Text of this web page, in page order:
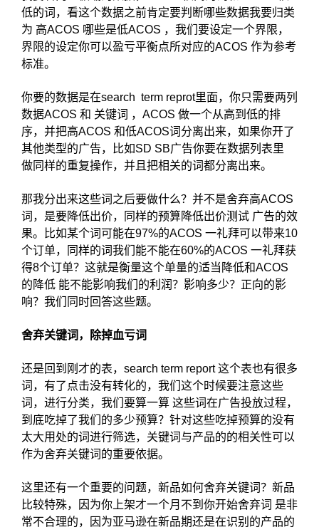
低的词，看这个数据之前肯定要判断哪些数据我要归类
为 高ACOS 哪些是低ACOS ，我们要设定一个界限，
界限的设定你可以盈亏平衡点所对应的ACOS 作为参考
标准。
你要的数据是在search term reprot里面，你只需要两列
数据ACOS 和 关键词 ，ACOS 做一个从高到低的排
序，并把高ACOS 和低ACOS词分离出来，如果你开了
其他类型的广告，比如SD SB广告你要在数据列表里
做同样的重复操作，并且把相关的词都分离出来。
那我分出来这些词之后要做什么？并不是舍弃高ACOS
词，是要降低出价，同样的预算降低出价测试 广告的效
果。比如某个词可能在97%的ACOS 一礼拜可以带来10
个订单，同样的词我们能不能在60%的ACOS 一礼拜获
得8个订单？这就是衡量这个单量的适当降低和ACOS
的降低 能不能影响我们的利润？影响多少？正向的影
响？我们同时回答这些题。
舍弃关键词，除掉血亏词
还是回到刚才的表，search term report 这个表也有很多
词，有了点击没有转化的，我们这个时候要注意这些
词，进行分类，我们要算一算 这些词在广告投放过程，
到底吃掉了我们的多少预算？针对这些吃掉预算的没有
太大用处的词进行筛选，关键词与产品的的相关性可以
作为舍弃关键词的重要依据。
这里还有一个重要的问题，新品如何舍弃关键词？新品
比较特殊，因为你上架才一个月不到你开始舍弃词 是非
常不合理的，因为亚马逊在新品期还是在识别的产品的